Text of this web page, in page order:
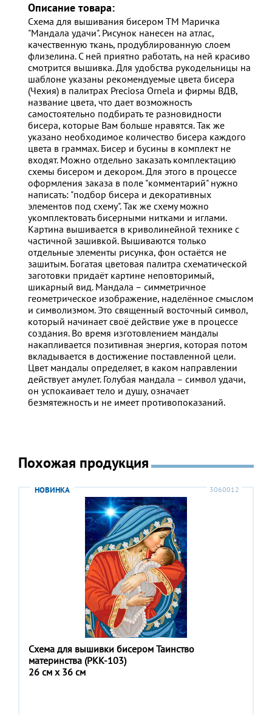
Описание товара:
Схема для вышивания бисером ТМ Маричка
"Мандала удачи". Рисунок нанесен на атлас,
качественную ткань, продублированную слоем
флизелина. С ней приятно работать, на ней красиво
смотрится вышивка. Для удобства рукодельницы на
шаблоне указаны рекомендуемые цвета бисера
(Чехия) в палитрах Preciosa Ornela и фирмы ВДВ,
название цвета, что дает возможность
самостоятельно подбирать те разновидности
бисера, которые Вам больше нравятся. Так же
указано необходимое количество бисера каждого
цвета в граммах. Бисер и бусины в комплект не
входят. Можно отдельно заказать комплектацию
схемы бисером и декором. Для этого в процессе
оформления заказа в поле "комментарий" нужно
написать: "подбор бисера и декоративных
элементов под схему". Так же схему можно
укомплектовать бисерными нитками и иглами.
Картина вышивается в криволинейной технике с
частичной зашивкой. Вышиваются только
отдельные элементы рисунка, фон остаётся не
зашитым. Богатая цветовая палитра схематической
заготовки придаёт картине неповторимый,
шикарный вид. Мандала – симметричное
геометрическое изображение, наделённое смыслом
и символизмом. Это священный восточный символ,
который начинает своё действие уже в процессе
создания. Во время изготовлением мандалы
накапливается позитивная энергия, которая потом
вкладывается в достижение поставленной цели.
Цвет мандалы определяет, в каком направлении
действует амулет. Голубая мандала – символ удачи,
он успокаивает тело и душу, означает
безмятежность и не имеет противопоказаний.
Похожая продукция
НОВИНКА 3060012
Схема для вышивки бисером Таинство
материнства (РКК-103)
26 см x 36 см